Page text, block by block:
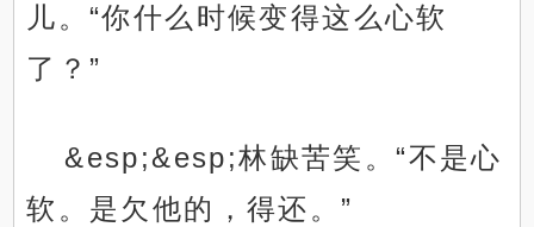
儿。“你什么时候变得这么心软
了？”
&esp;&esp;林缺苦笑。“不是心
软。是欠他的，得还。”